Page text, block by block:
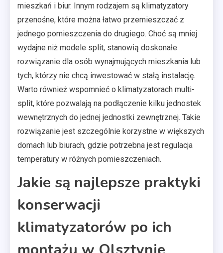
mieszkań i biur. Innym rodzajem są klimatyzatory
przenośne, które można łatwo przemieszczać z
jednego pomieszczenia do drugiego. Choć są mniej
wydajne niż modele split, stanowią doskonałe
rozwiązanie dla osób wynajmujących mieszkania lub
tych, którzy nie chcą inwestować w stałą instalację.
Warto również wspomnieć o klimatyzatorach multi-
split, które pozwalają na podłączenie kilku jednostek
wewnętrznych do jednej jednostki zewnętrznej. Takie
rozwiązanie jest szczególnie korzystne w większych
domach lub biurach, gdzie potrzebna jest regulacja
temperatury w różnych pomieszczeniach.
Jakie są najlepsze praktyki
konserwacji
klimatyzatorów po ich